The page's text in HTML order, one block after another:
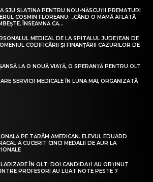
SJU SLATINA PENTRU NOU-NĂSCUȚII PREMATURI
COSMIN FLOREANU: „CÂND O MAMĂ AFLATĂ
ÎNSEAMNĂ CĂ...
MEDICAL DE LA SPITALUL JUDEȚEAN DE
CODIFICĂRII ȘI FINANȚĂRII CAZURILOR DE
LA O NOUĂ VIAȚĂ, O SPERANȚĂ PENTRU OLT
SERVICII MEDICALE ÎN LUNA MAI, ORGANIZATĂ
PE TĂRÂM AMERICAN. ELEVUL EDUARD
A CUCERIT CINCI MEDALII DE AUR LA
ÎN OLT: DOI CANDIDAȚI AU OBȚINUT
PROFESORI AU LUAT NOTE PESTE 7